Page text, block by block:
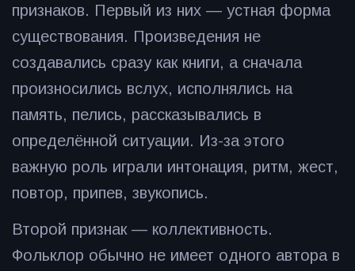
признаков. Первый из них — устная форма
существования. Произведения не
создавались сразу как книги, а сначала
произносились вслух, исполнялись на
память, пелись, рассказывались в
определённой ситуации. Из-за этого
важную роль играли интонация, ритм, жест,
повтор, припев, звукопись.
Второй признак — коллективность.
Фольклор обычно не имеет одного автора в